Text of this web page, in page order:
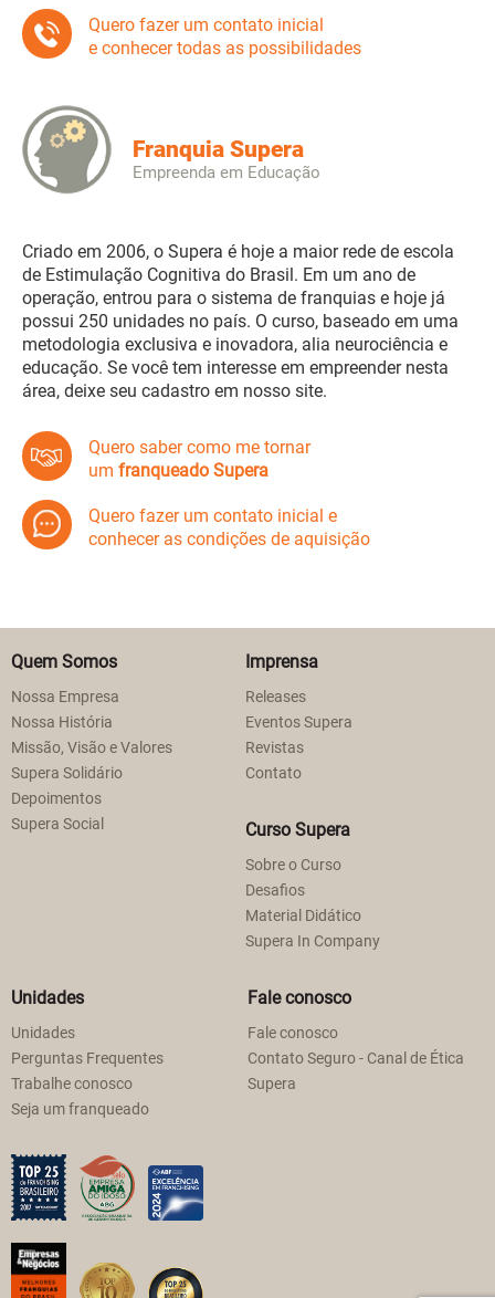
Quero fazer um contato inicial
e conhecer todas as possibilidades
Franquia Supera
Empreenda em Educação
Criado em 2006, o Supera é hoje a maior rede de escola
de Estimulação Cognitiva do Brasil. Em um ano de
operação, entrou para o sistema de franquias e hoje já
possui 250 unidades no país. O curso, baseado em uma
metodologia exclusiva e inovadora, alia neurociência e
educação. Se você tem interesse em empreender nesta
área, deixe seu cadastro em nosso site.
Quero saber como me tornar
um franqueado Supera
Quero fazer um contato inicial e
conhecer as condições de aquisição
Quem Somos
Nossa Empresa
Nossa História
Missão, Visão e Valores
Supera Solidário
Depoimentos
Supera Social
Imprensa
Releases
Eventos Supera
Revistas
Contato
Curso Supera
Sobre o Curso
Desafios
Material Didático
Supera In Company
Unidades
Unidades
Perguntas Frequentes
Trabalhe conosco
Seja um franqueado
Fale conosco
Fale conosco
Contato Seguro - Canal de Ética
Supera